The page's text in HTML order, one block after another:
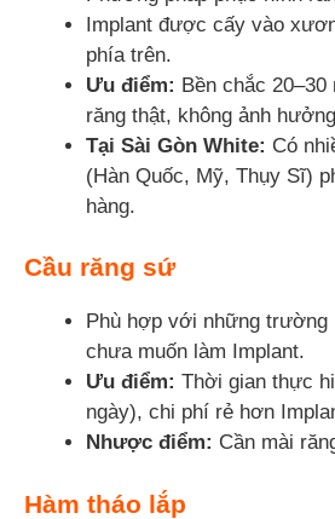
Implant được cấy vào
phía trên.
Ưu điểm: Bền chắc
răng thật, không ảnh
Tại Sài Gòn White: Có
(Hàn Quốc, Mỹ, Thụy Sĩ)
hàng.
Cầu răng sứ
Phù hợp với những trường
chưa muốn làm Implant.
Ưu điểm: Thời gian thực
ngày), chi phí rẻ hơn
Nhược điểm: Cần mài
Hàm tháo lắp